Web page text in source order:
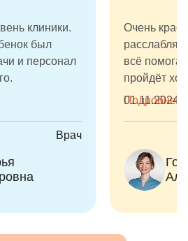
клиники.
был
и персонал
Врач
Очень
всё
пройдёт
добрая
это
истерик.
Подробнее
01.11.2024